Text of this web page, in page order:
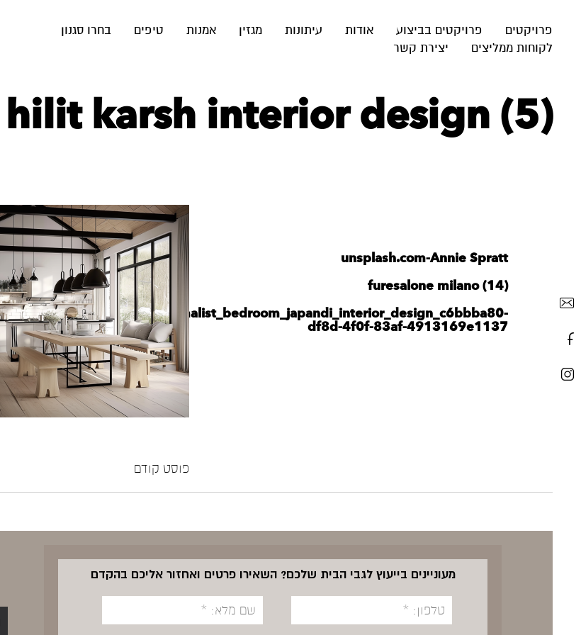
פרויקטים פרויקטים בביצוע אודות עיתונות מגזין אמנות טיפים
בחרו סגנון
לקוחות ממליצים
יצירת קשר
karsh interior design (5)
unsplash.com-Annie Spratt
furesalone milano (14)
karshhilit_small_and_minimalist_bedroom_japandi_interior_design_c6bbba80-
df8d-4f0f-83af-4913169e1137
פוסט קודם
מעוניינים בייעוץ לגבי הבית שלכם? השאירו פרטים ואחזור אליכם בהקדם